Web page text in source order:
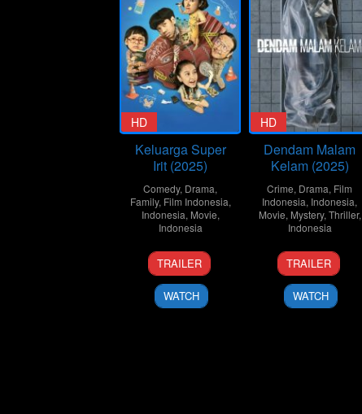
HD
Keluarga Super
Irit (2025)
Comedy, Drama,
Family, Film Indonesia,
Indonesia, Movie,
Indonesia
11
Jun
2025
Danial
Rifki
TRAILER
WATCH
HD
Dendam Malam
Kelam (2025)
Crime, Drama, Film
Indonesia, Indonesia,
Movie, Mystery, Thriller,
Indonesia
27
May
2025
Danial
Rifki
TRAILER
WATCH